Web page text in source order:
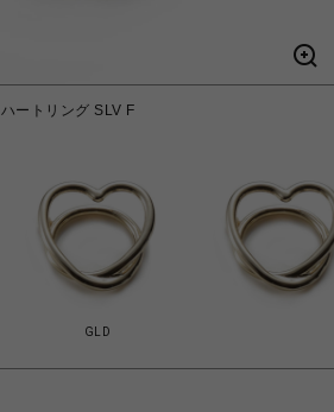
ハートリング SLV F
GLD